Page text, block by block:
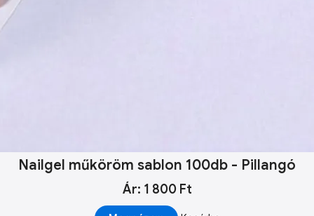
Nailgel műköröm sablon 100db - Pillangó
Ár: 1 800 Ft